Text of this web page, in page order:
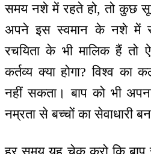
समय नशे में रहते हो, तो कुछ
अपने इस स्वमान के नशे में
रचयिता के भी मालिक हैं
कर्तव्य क्या होगा? विश्व का
नहीं सकता। बाप को भी
नम्रता से बच्चों का सेवाधारी